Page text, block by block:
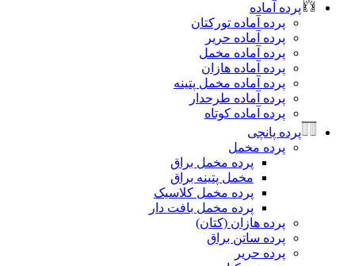
آماده
پرده آماده تورکتان
پرده آماده حریر
پرده آماده مخمل
پرده آماده هازان
پرده آماده مخمل پتینه
پرده آماده طرحدار
پرده آماده کوتاه
پانچی
پرده مخمل
پرده مخمل براق
مخمل پتینه براق
پرده مخمل کلاسیک
پرده مخمل بافت دار
پرده هازان (کتان)
پرده ساتن براق
پرده حریر